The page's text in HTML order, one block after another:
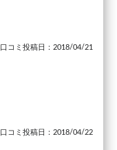
口コミ投稿日：2018/04/21
口コミ投稿日：2018/04/22